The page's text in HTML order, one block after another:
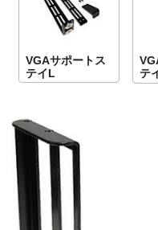
VGAサポートス
テイL
テ